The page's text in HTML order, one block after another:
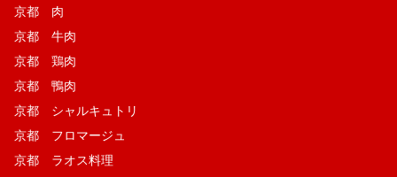
京都 肉
京都 牛肉
京都 鶏肉
京都 鴨肉
京都 シャルキュトリ
京都 フロマージュ
京都 ラオス料理